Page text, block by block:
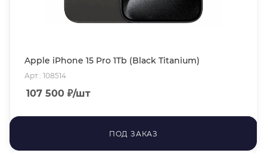
Apple iPhone 15 Pro 1Tb (Black Titanium)
Арт.: 108514
107 500 ₽/шт
ПОД ЗАКАЗ